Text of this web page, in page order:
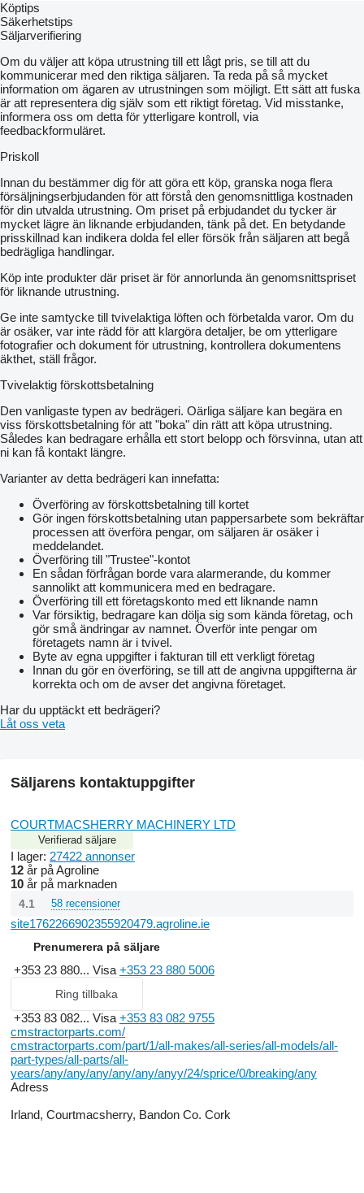
Köptips
Säkerhetstips
Säljarverifiering
Om du väljer att köpa utrustning till ett lågt pris, se till att du
kommunicerar med den riktiga säljaren. Ta reda på så mycket
information om ägaren av utrustningen som möjligt. Ett sätt att fuska
är att representera dig själv som ett riktigt företag. Vid misstanke,
informera oss om detta för ytterligare kontroll, via
feedbackformuläret.
Priskoll
Innan du bestämmer dig för att göra ett köp, granska noga flera
försäljningserbjudanden för att förstå den genomsnittliga kostnaden
för din utvalda utrustning. Om priset på erbjudandet du tycker är
mycket lägre än liknande erbjudanden, tänk på det. En betydande
prisskillnad kan indikera dolda fel eller försök från säljaren att begå
bedrägliga handlingar.
Köp inte produkter där priset är för annorlunda än genomsnittspriset
för liknande utrustning.
Ge inte samtycke till tvivelaktiga löften och förbetalda varor. Om du
är osäker, var inte rädd för att klargöra detaljer, be om ytterligare
fotografier och dokument för utrustning, kontrollera dokumentens
äkthet, ställ frågor.
Tvivelaktig förskottsbetalning
Den vanligaste typen av bedrägeri. Oärliga säljare kan begära en
viss förskottsbetalning för att "boka" din rätt att köpa utrustning.
Således kan bedragare erhålla ett stort belopp och försvinna, utan att
ni kan få kontakt längre.
Varianter av detta bedrägeri kan innefatta:
Överföring av förskottsbetalning till kortet
Gör ingen förskottsbetalning utan pappersarbete som bekräftar
processen att överföra pengar, om säljaren är osäker i
meddelandet.
Överföring till "Trustee"-kontot
En sådan förfrågan borde vara alarmerande, du kommer
sannolikt att kommunicera med en bedragare.
Överföring till ett företagskonto med ett liknande namn
Var försiktig, bedragare kan dölja sig som kända företag, och
gör små ändringar av namnet. Överför inte pengar om
företagets namn är i tvivel.
Byte av egna uppgifter i fakturan till ett verkligt företag
Innan du gör en överföring, se till att de angivna uppgifterna är
korrekta och om de avser det angivna företaget.
Har du upptäckt ett bedrägeri?
Låt oss veta
Säljarens kontaktuppgifter
COURTMACSHERRY MACHINERY LTD
Verifierad säljare
I lager: 27422 annonser
12 år på Agroline
10 år på marknaden
4.1 58 recensioner
site1762266902355920479.agroline.ie
Prenumerera på säljare
+353 23 880... Visa +353 23 880 5006
Ring tillbaka
+353 83 082... Visa +353 83 082 9755
cmstractorparts.com/
cmstractorparts.com/part/1/all-makes/all-series/all-models/all-
part-types/all-parts/all-
years/any/any/any/any/any/anyy/24/sprice/0/breaking/any
Adress
Irland, Courtmacsherry, Bandon Co. Cork